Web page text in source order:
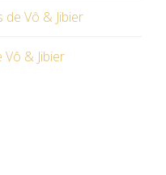
de Vô & Jibier
& Jibier